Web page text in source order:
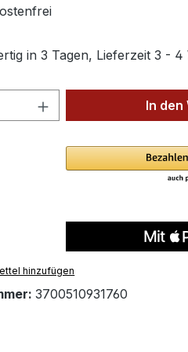
in 3 Tagen, Lieferzeit 3 - 4
Anzahl: Gib denIn den
hinzufügen
3700510931760